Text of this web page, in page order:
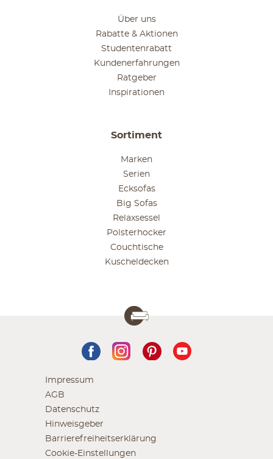
Über uns
Rabatte & Aktionen
Studentenrabatt
Kundenerfahrungen
Ratgeber
Inspirationen
Sortiment
Marken
Serien
Ecksofas
Big Sofas
Relaxsessel
Polsterhocker
Couchtische
Kuscheldecken
Impressum
AGB
Datenschutz
Hinweisgeber
Barrierefreiheitserklärung
Cookie-Einstellungen